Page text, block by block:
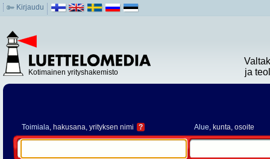
Kirjaudu
Kotimainen yrityshakemisto
ja
Toimiala, hakusana, yrityksen nimi ? Alue, kunta, osoite